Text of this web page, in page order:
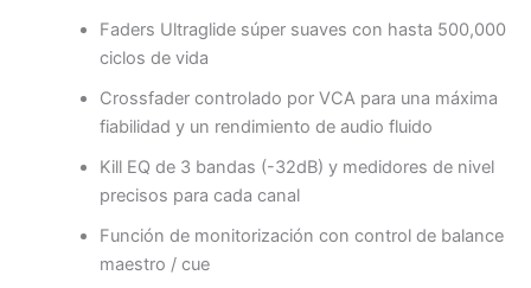
Faders Ultraglide súper suaves con hasta 500,000
ciclos de vida
Crossfader controlado por VCA para una máxima
fiabilidad y un rendimiento de audio fluido
Kill EQ de 3 bandas (-32dB) y medidores de nivel
precisos para cada canal
Función de monitorización con control de balance
maestro / cue